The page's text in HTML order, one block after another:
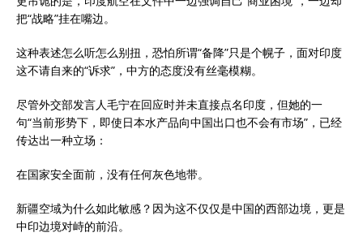
把“战略”挂在嘴边。
这种表述怎么听怎么别扭，恐怕所谓“备降”只是个幌子，面对印度
这不请自来的“诉求”，中方的态度没有丝毫模糊。
尽管外交部发言人毛宁在回应时并未直接点名印度，但她的一
句“当前形势下，即使日本水产品向中国出口也不会有市场”，已经
传达出一种立场：
在国家安全面前，没有任何灰色地带。
新疆空域为什么如此敏感？因为这不仅仅是中国的西部边境，更是
中印边境对峙的前沿。